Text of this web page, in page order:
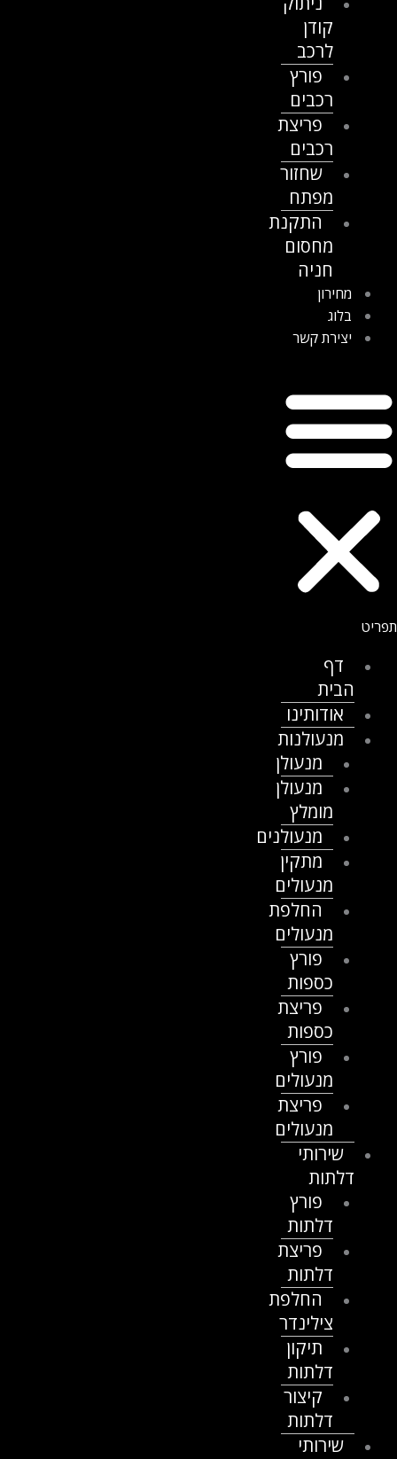
לרכב
פורץ
רכבים
פריצת
רכבים
שחזור
מפתח
התקנת
מחסום
חניה
מחירון
בלוג
יצירת קשר
דף
הבית
אודותינו
מנעולנות
מנעולן
מנעולן
מומלץ
מנעולנים
מתקין
מנעולים
החלפת
מנעולים
פורץ
כספות
פריצת
כספות
פורץ
מנעולים
פריצת
מנעולים
שירותי
דלתות
פורץ
דלתות
פריצת
דלתות
החלפת
צילינדר
תיקון
דלתות
קיצור
דלתות
שירותי